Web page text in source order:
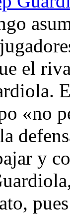
el
«no
y